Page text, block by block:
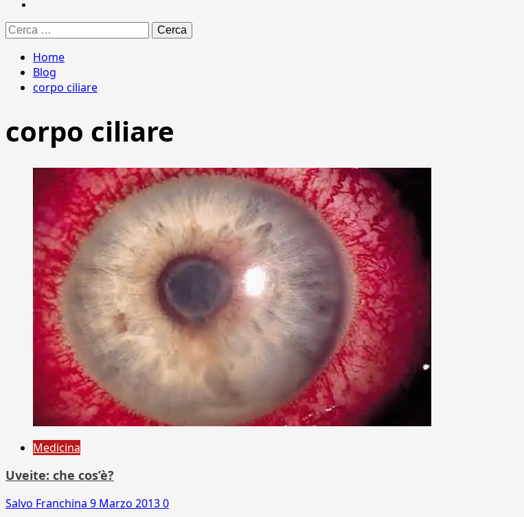
Ricerca
per:
Home
Blog
corpo ciliare
corpo ciliare
Medicina
Uveite: che cos’è?
Salvo Franchina 9 Marzo 20130